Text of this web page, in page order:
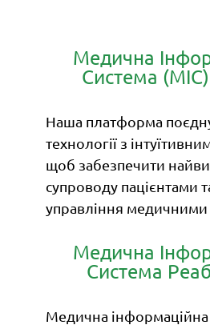
Медична
Система
Наша платформа
технології з
щоб забезпечити
супроводу пацієнтами
управління медичними
Медична
Система
Медична інформаційна